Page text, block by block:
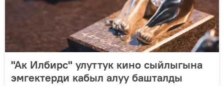
"Ак Илбирс" улуттук кино сыйлыгына
эмгектерди кабыл алуу башталды